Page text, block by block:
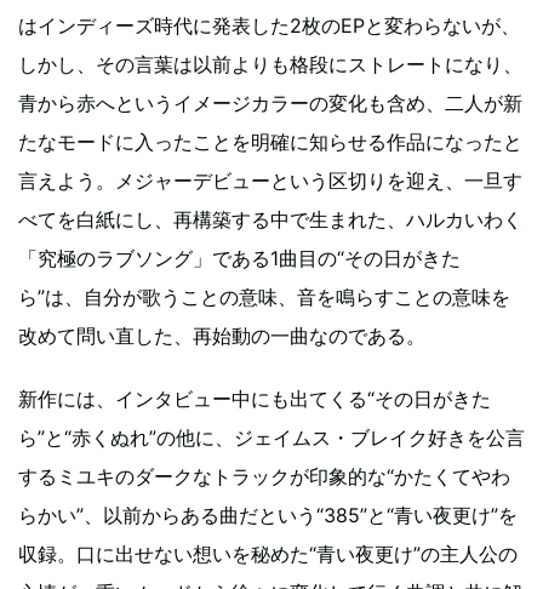
はインディーズ時代に発表した2枚のEPと変わらないが、
しかし、その言葉は以前よりも格段にストレートになり、
青から赤へというイメージカラーの変化も含め、二人が新
たなモードに入ったことを明確に知らせる作品になったと
言えよう。メジャーデビューという区切りを迎え、一旦す
べてを白紙にし、再構築する中で生まれた、ハルカいわく
「究極のラブソング」である1曲目の“その日がきた
ら”は、自分が歌うことの意味、音を鳴らすことの意味を
改めて問い直した、再始動の一曲なのである。
新作には、インタビュー中にも出てくる“その日がきた
ら”と“赤くぬれ”の他に、ジェイムス・ブレイク好きを公言
するミユキのダークなトラックが印象的な“かたくてやわ
らかい”、以前からある曲だという“385”と“青い夜更け”を
収録。口に出せない想いを秘めた“青い夜更け”の主人公の